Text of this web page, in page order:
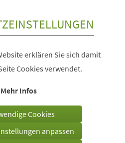
erklären Sie sich damit
Cookies verwendet.
Mehr Infos
Cookies
anpassen